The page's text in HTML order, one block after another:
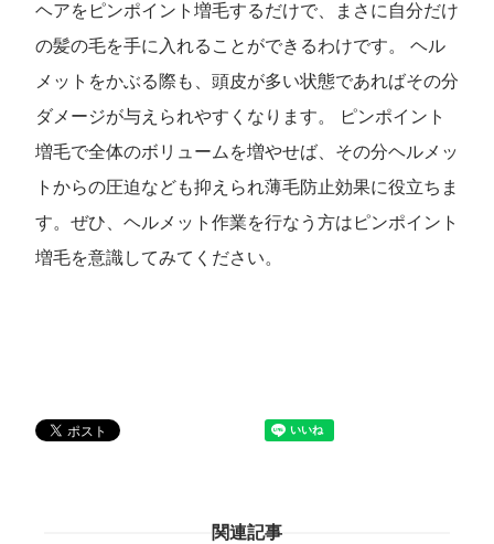
ヘアをピンポイント増毛するだけで、まさに自分だけ
の髪の毛を手に入れることができるわけです。 ヘル
メットをかぶる際も、頭皮が多い状態であればその分
ダメージが与えられやすくなります。 ピンポイント
増毛で全体のボリュームを増やせば、その分ヘルメッ
トからの圧迫なども抑えられ薄毛防止効果に役立ちま
す。ぜひ、ヘルメット作業を行なう方はピンポイント
増毛を意識してみてください。
関連記事